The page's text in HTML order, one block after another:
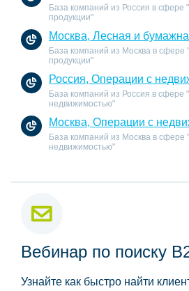
База компаний из Россия в сфере
продукции"
Москва, Лесная и
База компаний из Москва в сфере
продукции"
Россия, Операции с
База компаний из Россия в сфере
недвижимостью"
Москва, Операции с
База компаний из Москва в сфере
недвижимостью"
Вебинар по поиску
Узнайте как быстро найти